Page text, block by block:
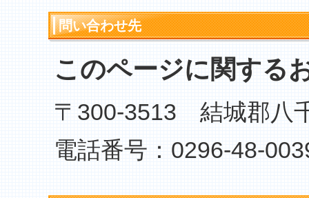
問い合わせ先
このページに関する
〒300-3513 結城郡八
電話番号：0296-48-